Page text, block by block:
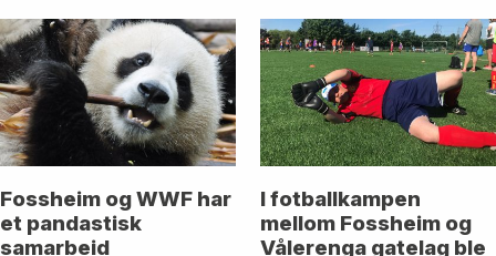
Fossheim og WWF har
et pandastisk
samarbeid
I fotballkampen
mellom Fossheim og
Vålerenga gatelag ble